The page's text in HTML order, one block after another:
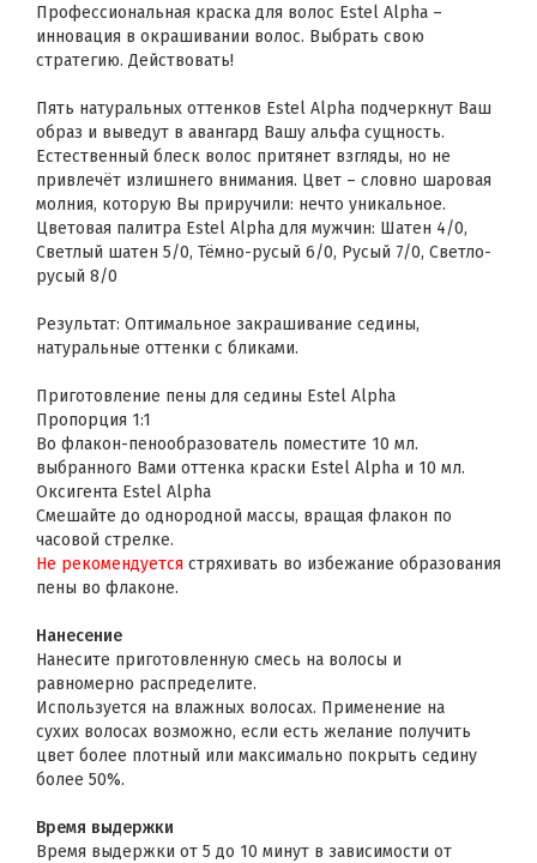
Профессиональная краска для волос Estel Alpha –
инновация в окрашивании волос. Выбрать свою
стратегию. Действовать!
Пять натуральных оттенков Estel Alpha подчеркнут Ваш
образ и выведут в авангард Вашу альфа сущность.
Естественный блеск волос притянет взгляды, но не
привлечёт излишнего внимания. Цвет – словно шаровая
молния, которую Вы приручили: нечто уникальное.
Цветовая палитра Estel Alpha для мужчин: Шатен 4/0,
Светлый шатен 5/0, Тёмно-русый 6/0, Русый 7/0, Светло-
русый 8/0
Результат: Оптимальное закрашивание седины,
натуральные оттенки с бликами.
Приготовление пены для седины Estel Alpha
Пропорция 1:1
Во флакон-пенообразователь поместите 10 мл.
выбранного Вами оттенка краски Estel Alpha и 10 мл.
Оксигента Estel Alpha
Смешайте до однородной массы, вращая флакон по
часовой стрелке.
Не рекомендуется стряхивать во избежание образования
пены во флаконе.
Нанесение
Нанесите приготовленную смесь на волосы и
равномерно распределите.
Используется на влажных волосах. Применение на
сухих волосах возможно, если есть желание получить
цвет более плотный или максимально покрыть седину
более 50%.
Время выдержки
Время выдержки от 5 до 10 минут в зависимости от